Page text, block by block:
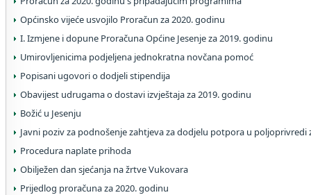
Općinsko vijeće usvojilo Proračun za 2020. godinu
I. Izmjene i dopune Proračuna Općine Jesenje za 2019. godinu
Umirovljenicima podjeljena jednokratna novčana pomoć
Popisani ugovori o dodjeli stipendija
Obavijest udrugama o dostavi izvještaja za 2019. godinu
Božić u Jesenju
Javni poziv za podnošenje zahtjeva za dodjelu potpora u poljoprivredi
Procedura naplate prihoda
Obilježen dan sjećanja na žrtve Vukovara
Prijedlog proračuna za 2020. godinu